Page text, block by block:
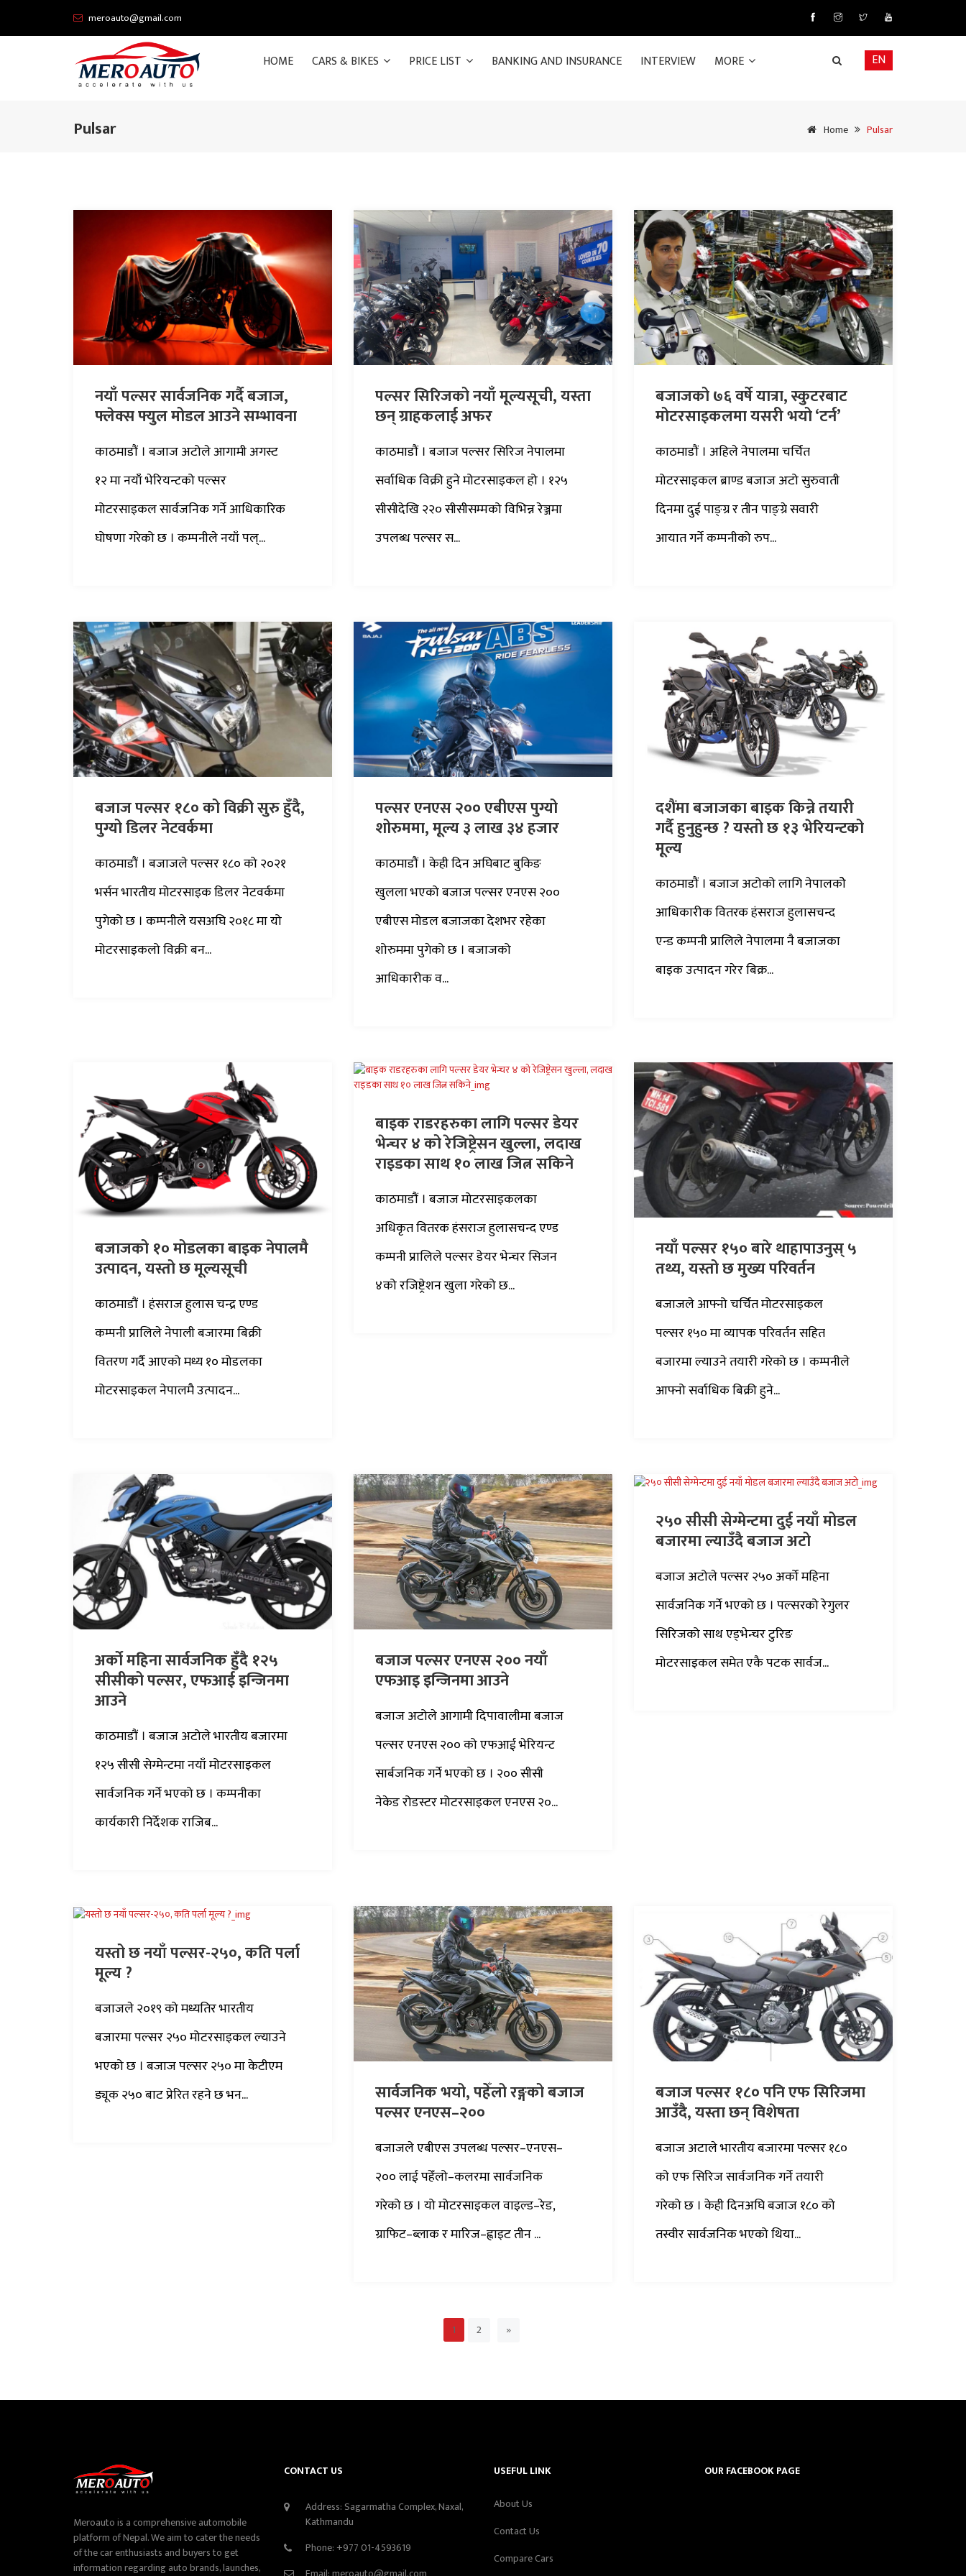
meroauto@gmail.com
HOME CARS & BIKES PRICE LIST BANKING AND INSURANCE INTERVIEW MORE EN
Pulsar Home Pulsar
नयाँ पल्सर सार्वजनिक गर्दै बजाज,
फ्लेक्स फ्युल मोडल आउने सम्भावना
काठमाडौं । बजाज अटोले आगामी अगस्ट
१२ मा नयाँ भेरियन्टको पल्सर
मोटरसाइकल सार्वजनिक गर्ने आधिकारिक
घोषणा गरेको छ । कम्पनीले नयाँ पल्...
पल्सर सिरिजको नयाँ मूल्यसूची, यस्ता
छन् ग्राहकलाई अफर
काठमाडौं । बजाज पल्सर सिरिज नेपालमा
सर्वाधिक विक्री हुने मोटरसाइकल हो । १२५
सीसीदेखि २२० सीसीसम्मको विभिन्न रेञ्जमा
उपलब्ध पल्सर स...
बजाजको ७६ वर्षे यात्रा, स्कुटरबाट
मोटरसाइकलमा यसरी भयो ‘टर्न’
काठमाडौं । अहिले नेपालमा चर्चित
मोटरसाइकल ब्राण्ड बजाज अटो सुरुवाती
दिनमा दुई पाङ्ग्र र तीन पाङ्ग्रे सवारी
आयात गर्ने कम्पनीको रुप...
बजाज पल्सर १८० को विक्री सुरु हुँदै,
पुग्यो डिलर नेटवर्कमा
काठमाडौं । बजाजले पल्सर १८० को २०२१
भर्सन भारतीय मोटरसाइक डिलर नेटवर्कमा
पुगेको छ । कम्पनीले यसअघि २०१८ मा यो
मोटरसाइकलो विक्री बन...
पल्सर एनएस २०० एबीएस पुग्यो
शोरुममा, मूल्य ३ लाख ३४ हजार
काठमाडौं । केही दिन अघिबाट बुकिङ
खुलला भएको बजाज पल्सर एनएस २००
एबीएस मोडल बजाजका देशभर रहेका
शोरुममा पुगेको छ । बजाजको
आधिकारीक व...
दशैंमा बजाजका बाइक किन्ने तयारी
गर्दै हुनुहुन्छ ? यस्तो छ १३ भेरियन्टको
मूल्य
काठमाडौं । बजाज अटोको लागि नेपालकोे
आधिकारीक वितरक हंसराज हुलासचन्द
एन्ड कम्पनी प्रालिले नेपालमा नै बजाजका
बाइक उत्पादन गरेर बिक्र...
बजाजको १० मोडलका बाइक नेपालमै
उत्पादन, यस्तो छ मूल्यसूची
काठमाडौं । हंसराज हुलास चन्द्र एण्ड
कम्पनी प्रालिले नेपाली बजारमा बिक्री
वितरण गर्दै आएको मध्य १० मोडलका
मोटरसाइकल नेपालमै उत्पादन...
बाइक राडरहरुका लागि पल्सर डेयर
भेन्चर ४ को रेजिष्ट्रेसन खुल्ला, लदाख
राइडका साथ १० लाख जित्न सकिने
काठमाडौं । बजाज मोटरसाइकलका
अधिकृत वितरक हंसराज हुलासचन्द एण्ड
कम्पनी प्रालिले पल्सर डेयर भेन्चर सिजन
४को रजिष्ट्रेशन खुला गरेको छ...
नयाँ पल्सर १५० बारे थाहापाउनुस् ५
तथ्य, यस्तो छ मुख्य परिवर्तन
बजाजले आफ्नो चर्चित मोटरसाइकल
पल्सर १५० मा व्यापक परिवर्तन सहित
बजारमा ल्याउने तयारी गरेको छ । कम्पनीले
आफ्नो सर्वाधिक बिक्री हुने...
अर्को महिना सार्वजनिक हुँदै १२५
सीसीको पल्सर, एफआई इन्जिनमा
आउने
काठमाडौं । बजाज अटोले भारतीय बजारमा
१२५ सीसी सेग्मेन्टमा नयाँ मोटरसाइकल
सार्वजनिक गर्ने भएको छ । कम्पनीका
कार्यकारी निर्देशक राजिब...
बजाज पल्सर एनएस २०० नयाँ
एफआइ इन्जिनमा आउने
बजाज अटोले आगामी दिपावालीमा बजाज
पल्सर एनएस २०० को एफआई भेरियन्ट
सार्बजनिक गर्ने भएको छ । २०० सीसी
नेकेड रोडस्टर मोटरसाइकल एनएस २०...
२५० सीसी सेग्मेन्टमा दुई नयाँ मोडल
बजारमा ल्याउँदै बजाज अटो
बजाज अटोले पल्सर २५० अर्को महिना
सार्वजनिक गर्ने भएको छ । पल्सरको रेगुलर
सिरिजको साथ एड्भेन्चर टुरिङ
मोटरसाइकल समेत एकै पटक सार्वज...
यस्तो छ नयाँ पल्सर-२५०, कति पर्ला
मूल्य ?
बजाजले २०१९ को मध्यतिर भारतीय
बजारमा पल्सर २५० मोटरसाइकल ल्याउने
भएको छ । बजाज पल्सर २५० मा केटीएम
ड्यूक २५० बाट प्रेरित रहने छ भन...
सार्वजनिक भयो, पहेँलो रङ्गको बजाज
पल्सर एनएस–२००
बजाजले एबीएस उपलब्ध पल्सर–एनएस–
२०० लाई पहेँलो–कलरमा सार्वजनिक
गरेको छ । यो मोटरसाइकल वाइल्ड–रेड,
ग्राफिट–ब्लाक र मारिज–ह्वाइट तीन ...
बजाज पल्सर १८० पनि एफ सिरिजमा
आउँदै, यस्ता छन् विशेषता
बजाज अटाले भारतीय बजारमा पल्सर १८०
काे एफ सिरिज सार्वजनिक गर्ने तयारी
गरेको छ । केही दिनअघि बजाज १८० को
तस्वीर सार्वजनिक भएको थिया...
1 2 »
Meroauto is a comprehensive automobile
platform of Nepal. We aim to cater the needs
of the car enthusiasts and buyers to get
information regarding auto brands, launches,
CONTACT US
Address: Sagarmatha Complex, Naxal,
Kathmandu
Phone: +977 01-4593619
USEFUL LINK
About Us
Contact Us
Compare Cars
OUR FACEBOOK PAGE